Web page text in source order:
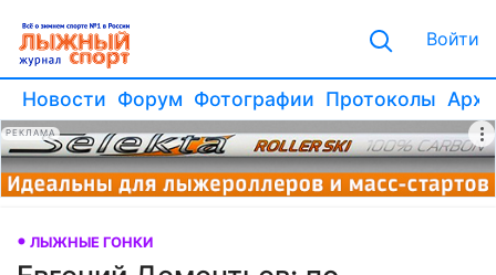
Войти
Новости Форум Фотографии Протоколы
РЕКЛАМА
ЛЫЖНЫЕ ГОНКИ